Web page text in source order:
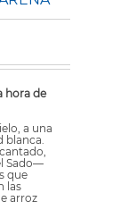
hora de
a una
blanca.
Sado—
que
las
arroz